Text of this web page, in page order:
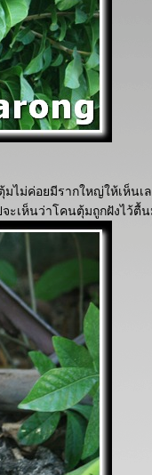
ม่ค่อยมีรากใหญ่ให้เห็นเล
ะเห็นว่าโคนตุ้มถูกฝังไว้ตื้